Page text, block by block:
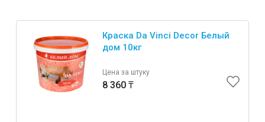
Краска Da Vinci Decor Белый
дом 10кг
Цена за штуку
8 360 ₸